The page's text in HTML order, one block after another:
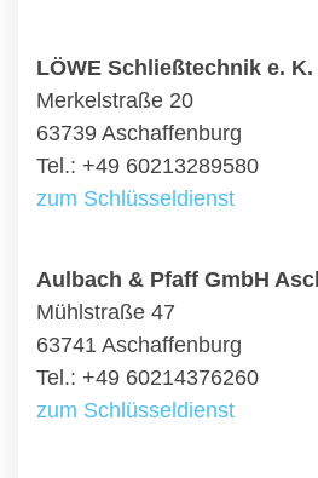
LÖWE Schließtechnik e. K.
Merkelstraße 20
63739 Aschaffenburg
Tel.: +49 60213289580
zum Schlüsseldienst
Aulbach & Pfaff GmbH
Mühlstraße 47
63741 Aschaffenburg
Tel.: +49 60214376260
zum Schlüsseldienst